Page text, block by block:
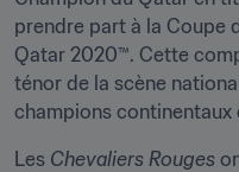
prendre part à la Coupe
Qatar 2020™. Cette
ténor de la scène
champions continentaux
Les Chevaliers Rouges